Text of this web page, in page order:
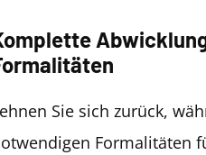
Sie sich zurück,
Formalitäten